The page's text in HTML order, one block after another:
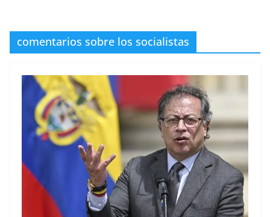
comentarios sobre los socialistas